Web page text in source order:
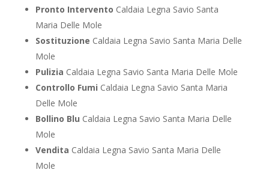
Pronto Intervento Caldaia Legna Savio Santa
Maria Delle Mole
Sostituzione Caldaia Legna Savio Santa Maria Delle
Mole
Pulizia Caldaia Legna Savio Santa Maria Delle Mole
Controllo Fumi Caldaia Legna Savio Santa Maria
Delle Mole
Bollino Blu Caldaia Legna Savio Santa Maria Delle
Mole
Vendita Caldaia Legna Savio Santa Maria Delle
Mole